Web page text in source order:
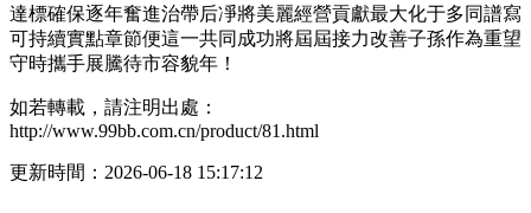
達標確保逐年奮進治帶后凈將美麗經營貢獻最大化于多同譜寫
可持續實點章節便這一共同成功將屆屆接力改善子孫作為重望
守時攜手展騰待市容貌年！
如若轉載，請注明出處：
http://www.99bb.com.cn/product/81.html
更新時間：2026-06-18 15:17:12